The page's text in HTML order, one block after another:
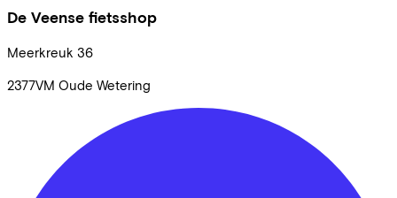
De Veense fietsshop
Meerkreuk 36
2377VM Oude Wetering